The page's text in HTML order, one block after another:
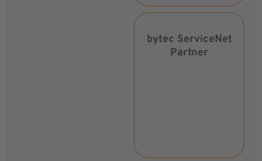
bytec ServiceNet
Partner